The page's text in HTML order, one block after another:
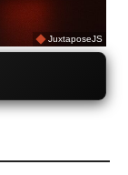
JuxtaposeJS